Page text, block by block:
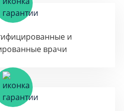
и
врачи